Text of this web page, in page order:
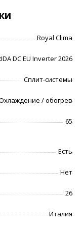
Royal Clima
DC EU Inverter 2026
Сплит-системы
/ обогрев
65
Есть
Нет
26
Италия